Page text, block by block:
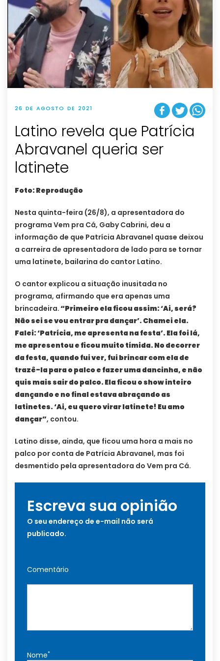
26 DE AGOSTO DE 2021
Latino revela que Patrícia
Abravanel queria ser
latinete
Foto: Reprodução
Nesta quinta-feira (26/8), a apresentadora do
programa Vem pra Cá, Gaby Cabrini, deu a
informação de que Patrícia Abravanel quase deixou
a carreira de apresentadora de lado para se tornar
uma latinete, bailarina do cantor Latino.
O cantor explicou a situação inusitada no
programa, afirmando que era apenas uma
brincadeira. “Primeiro ela ficou assim: ‘Ai, será?
Não sei se vou entrar pra dançar’. Chamei ela.
Falei: ‘Patrícia, me apresenta na festa’. Ela foi lá,
me apresentou e ficou muito tímida. No decorrer
da festa, quando fui ver, fui brincar com ela de
trazê-la para o palco e fazer uma dancinha, e não
quis mais sair do palco. Ela ficou o show inteiro
dançando e no final estava abraçando as
latinetes. ‘Ai, eu quero virar latinete! Eu amo
dançar”, contou.
Latino disse, ainda, que ficou uma hora a mais no
palco por conta de Patrícia Abravanel, mas foi
desmentido pela apresentadora do Vem pra Cá.
Escreva sua opinião
O seu endereço de e-mail não será
publicado.
Comentário
Nome*